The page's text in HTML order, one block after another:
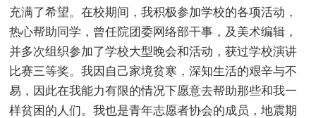
充满了希望。在校期间，我积极参加学校的各项活动，
热心帮助同学，曾任院团委网络部干事，及美术编辑，
并多次组织参加了学校大型晚会和活动，获过学校演讲
比赛三等奖。我因自己家境贫寒，深知生活的艰辛与不
易，因此在我能力有限的情况下愿意去帮助那些和我一
样贫困的人们。我也是青年志愿者协会的成员，地震期